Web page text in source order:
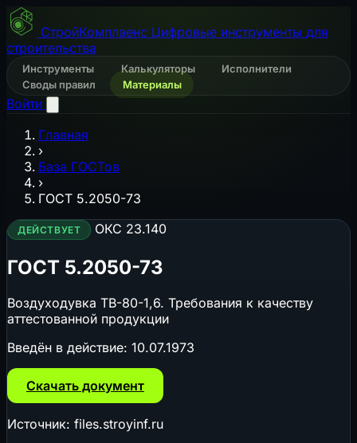
СтройКомплаенс Цифровые инструменты для
строительства
Инструменты Калькуляторы
Исполнители
Своды правил
Материалы
Войти
Главная
›
База ГОСТов
›
ГОСТ 5.2050-73
ДЕЙСТВУЕТ ОКС 23.140
ГОСТ 5.2050-73
Воздуходувка ТВ-80-1,6. Требования к качеству
аттестованной продукции
Введён в действие: 10.07.1973
Скачать документ
Источник: files.stroyinf.ru